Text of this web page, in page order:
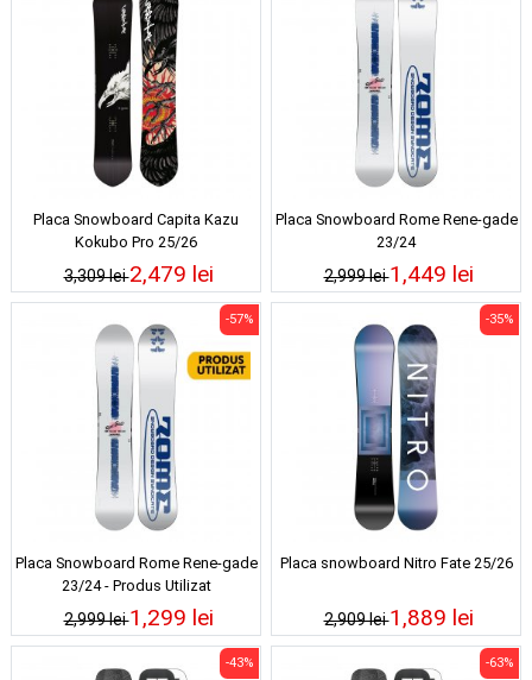
Placa Snowboard Capita Kazu
Kokubo Pro 25/26
3,309 lei2,479 lei
Placa Snowboard Rome Rene-gade
23/24
2,999 lei1,449 lei
Placa Snowboard Rome Rene-gade
23/24 - Produs Utilizat
2,999 lei
-57%
1,299 lei
Placa snowboard Nitro Fate 25/26
2,909 lei
-35%
1,889 lei
-43% -63%